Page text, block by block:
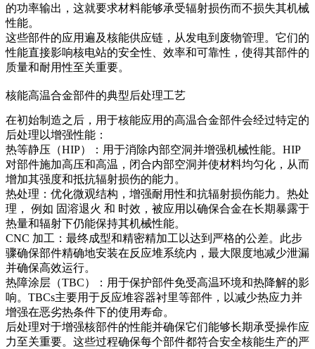
的功率输出，这就要求材料能够承受辐射损伤而不损失其机械
性能。
这些部件的应用遍及核能供应链，从发电到废物管理。它们的
性能直接影响核电站的安全性、效率和可靠性，使得其部件的
质量和耐用性至关重要。
核能高温合金部件的典型后处理工艺
在初始制造之后，用于核能应用的高温合金部件会经过特定的
后处理以增强性能：
热等静压（HIP）
：用于消除内部空洞并增强机械性能。 HIP
对部件施加高压和高温，闭合内部空洞并使材料均匀化，从而
增加其强度和抵抗辐射损伤的能力。
热处理 ：优化微观结构，增强耐用性和抗辐射损伤能力。 热处
理 ， 例如 固溶退火 和 时效， 被应用以确保合金在长期暴露于
热量和辐射下仍能保持其机械性能。
CNC 加工 ：最终成型和精密精加工以达到严格的公差。此步
骤确保部件精确地安装在反应堆系统内，最大限度地减少泄漏
并确保高效运行。
热障涂层（TBC）
：用于保护部件免受高温环境和热降解的影
响。 TBCs主要用于反应堆容器衬里等部件，以减少热应力并
增强在恶劣热条件下的使用寿命。
后处理对于增强核部件的性能并确保它们能够长期承受操作应
力至关重要。这些过程确保每个部件都符合安全核能生产的严